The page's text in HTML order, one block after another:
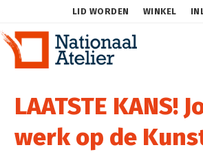
LID WORDEN WINKEL
LAATSTE KANS!
werk op de